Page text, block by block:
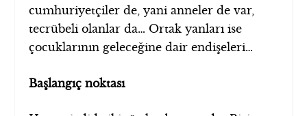
cumhuriyetçiler de, yani anneler de var,
tecrübeli olanlar da… Ortak yanları ise
çocuklarının geleceğine dair endişeleri…
Başlangıç noktası